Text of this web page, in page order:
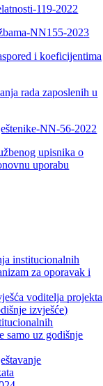
119-2022
NN155-2023
i koeficijentima
rada zaposlenih u
NN-56-2022
upisnika o
uporabu
institucionalnih
za oporavak i
voditelja projekta
izvješće)
samo uz godišnje